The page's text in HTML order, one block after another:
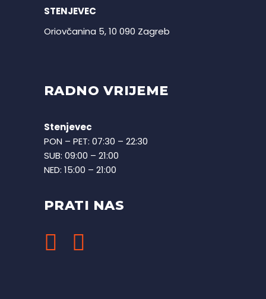
STENJEVEC
Oriovčanina 5, 10 090 Zagreb
RADNO VRIJEME
Stenjevec
PON – PET: 07:30 – 22:30
SUB: 09:00 – 21:00
NED: 15:00 – 21:00
PRATI NAS